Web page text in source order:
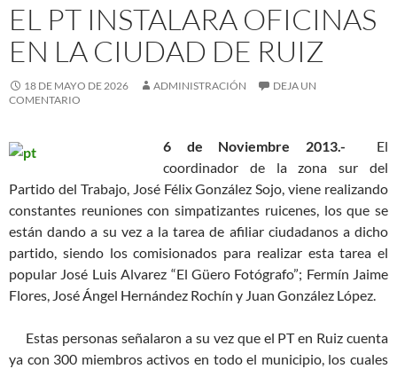
EL PT INSTALARA OFICINAS
EN LA CIUDAD DE RUIZ
18 DE MAYO DE 2026 ADMINISTRACIÓN
DEJA UN
COMENTARIO
6 de Noviembre 2013.- El
coordinador de la zona sur del
Partido del Trabajo, José Félix González Sojo, viene realizando
constantes reuniones con simpatizantes ruicenes, los que se
están dando a su vez a la tarea de afiliar ciudadanos a dicho
partido, siendo los comisionados para realizar esta tarea el
popular José Luis Alvarez “El Güero Fotógrafo”; Fermín Jaime
Flores, José Ángel Hernández Rochín y Juan González López.
Estas personas señalaron a su vez que el PT en Ruiz cuenta
ya con 300 miembros activos en todo el municipio, los cuales